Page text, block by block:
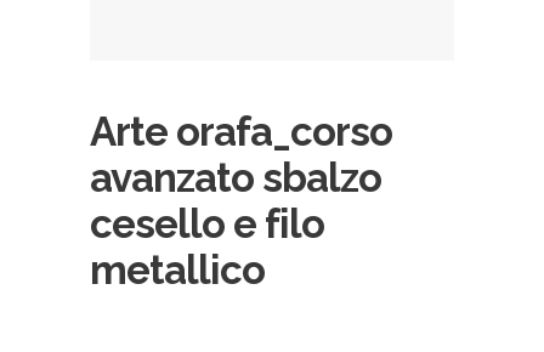
Arte orafa_corso
avanzato sbalzo
cesello e filo
metallico